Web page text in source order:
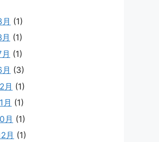
(1)
(1)
(1)
(3)
月 (1)
月 (1)
月 (1)
月 (1)